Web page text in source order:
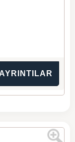
AYRINTILAR